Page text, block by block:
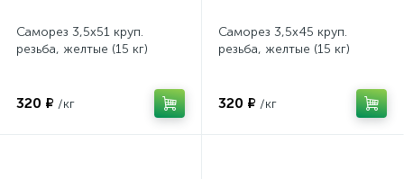
Саморез 3,5х51 круп.
резьба, желтые (15 кг)
320 ₽ /кг
Саморез 3,5х45 круп.
резьба, желтые (15 кг)
320 ₽ /кг